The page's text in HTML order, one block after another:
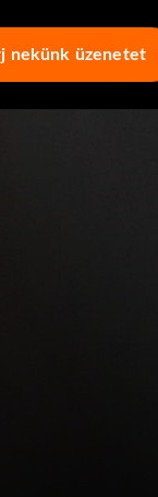
nekünk üzenetet